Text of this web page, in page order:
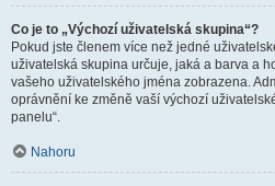
Co je to „Výchozí uživatelská skupina“?
Pokud jste členem více než jedné
uživatelská skupina určuje, jaká a barva a
vašeho uživatelského jména zobrazena.
oprávnění ke změně vaší výchozí
panelu“.
Nahoru